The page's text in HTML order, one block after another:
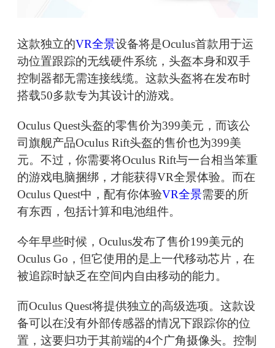
这款独立的VR全景设备将是Oculus首款用于运
动位置跟踪的无线硬件系统，头盔本身和双手
控制器都无需连接线缆。这款头盔将在发布时
搭载50多款专为其设计的游戏。
Oculus Quest头盔的零售价为399美元，而该公
司旗舰产品Oculus Rift头盔的售价也为399美
元。不过，你需要将Oculus Rift与一台相当笨重
的游戏电脑捆绑，才能获得VR全景体验。而在
Oculus Quest中，配有你体验VR全景需要的所
有东西，包括计算和电池组件。
今年早些时候，Oculus发布了售价199美元的
Oculus Go，但它使用的是上一代移动芯片，在
被追踪时缺乏在空间内自由移动的能力。
而Oculus Quest将提供独立的高级选项。这款设
备可以在没有外部传感器的情况下跟踪你的位
置，这要归功于其前端的4个广角摄像头。控制